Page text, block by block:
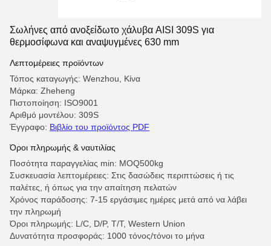
Σωλήνες από ανοξείδωτο χάλυβα AISI 309S για
θερμοσίφωνα και αναψυγμένες 630 mm
Λεπτομέρειες προϊόντων
Τόπος καταγωγής: Wenzhou, Κίνα
Μάρκα: Zheheng
Πιστοποίηση: ISO9001
Αριθμό μοντέλου: 309S
Έγγραφο: Βιβλίο του προϊόντος PDF
Όροι πληρωμής & ναυτιλίας
Ποσότητα παραγγελίας min: MOQ500kg
Συσκευασία λεπτομέρειες: Στις δασώδεις περιπτώσεις ή τις
παλέτες, ή όπως για την απαίτηση πελατών
Χρόνος παράδοσης: 7-15 εργάσιμες ημέρες μετά από να λάβει
την πληρωμή
Όροι πληρωμής: L/C, D/P, T/T, Western Union
Δυνατότητα προσφοράς: 1000 τόνος/τόνοι το μήνα